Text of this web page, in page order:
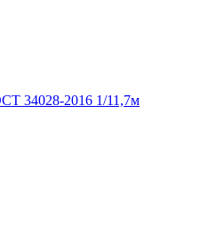
34028-2016 1/11,7м